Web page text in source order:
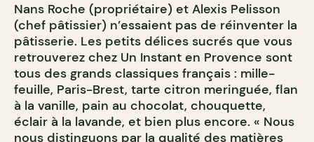
Nans Roche (propriétaire) et Alexis Pelisson
(chef pâtissier) n’essaient pas de réinventer la
pâtisserie. Les petits délices sucrés que vous
retrouverez chez Un Instant en Provence sont
tous des grands classiques français : mille-
feuille, Paris-Brest, tarte citron meringuée, flan
à la vanille, pain au chocolat, chouquette,
éclair à la lavande, et bien plus encore. « Nous
nous distinguons par la qualité des matières